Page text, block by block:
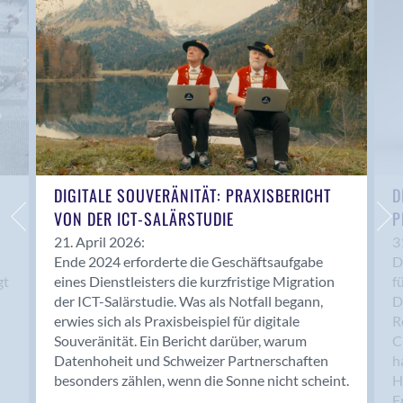
Anwil
Appenzell
Au SG
Baar
Baden
Balsthal
Balzers
Basel
Bassersdorf
Belp
Bendern
Benken (SG)
Bergdietikon
Berlin
Bern
Bern - Liebefeld
DIGITALE SOUVERÄNITÄT: PRAXISBERICHT
VON DER ICT-SALÄRSTUDIE
21. April 2026:
Ende 2024 erforderte die Geschäftsaufgabe
eines Dienstleisters die kurzfristige Migration
der ICT-Salärstudie. Was als Notfall begann,
erwies sich als Praxisbeispiel für digitale
Souveränität. Ein Bericht darüber, warum
Datenhoheit und Schweizer Partnerschaften
besonders zählen, wenn die Sonne nicht scheint.